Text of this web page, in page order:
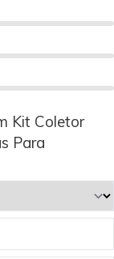
Kit Coletor
Para